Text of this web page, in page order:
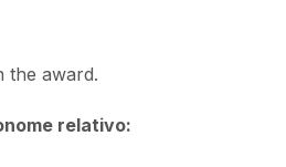
the award.
relativo: